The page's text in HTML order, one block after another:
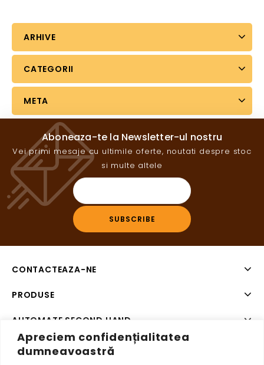
Apreciem confidențialitatea
dumneavoastră
ARHIVE
CATEGORII
META
Aboneaza-te la Newsletter-ul nostru
Vei primi mesaje cu ultimile oferte, noutati despre stoc
si multe altele
CONTACTEAZA-NE
PRODUSE
AUTOMATE SECOND HAND
SISTEME DE PLATA SECOND HAND